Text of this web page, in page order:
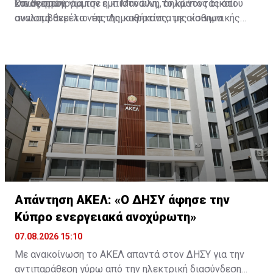
και θεσμών.
Συναγερμού για την εμπιστοσύνη, δηλώνοντας ότι
αναλαμβάνει τα νέα της καθήκοντα με αίσθημα
Όπως υπογράμμισε η κ. Μανώλη, το κράτος δικαίου
συνιστά θεμέλιο της Δημοκρατίας, της κοινωνικής
Διαβάστε επίσης:Συμβούλιο Παρακολούθησης: Αυτός
αναλαμβάνει Έρευνα και Καινοτομία για ΔΗΣΥ
Απάντηση ΑΚΕΛ: «Ο ΔΗΣΥ άφησε την
Κύπρο ενεργειακά ανοχύρωτη»
07.08.2026 15:10
Με ανακοίνωση το ΑΚΕΛ απαντά στον ΔΗΣΥ για την
αντιπαράθεση γύρω από την ηλεκτρική διασύνδεση